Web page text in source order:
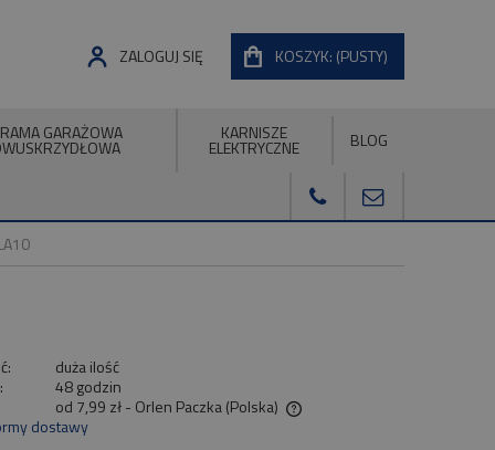
KOSZYK: (PUSTY)
ZALOGUJ SIĘ
GARAŻOWA KARNISZE
ELEKTRYCZNE BLOG
duża ilość
48 godzin
od 7,99 zł- Orlen Paczka(Polska)
dostawy